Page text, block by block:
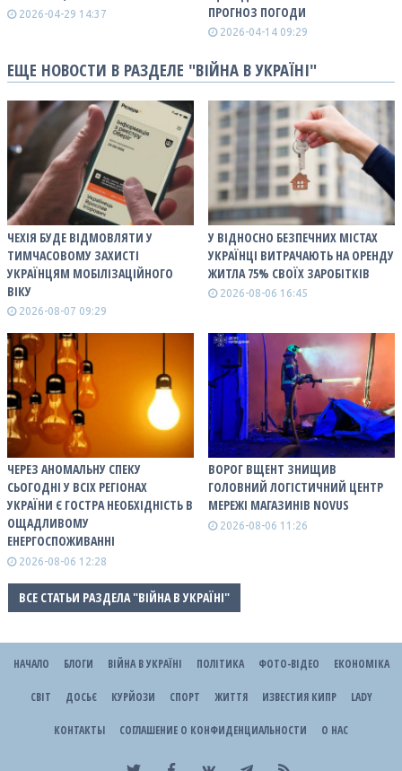
2026-04-29 14:37
ПРОГНОЗ ПОГОДИ
2026-04-14 09:29
ЕЩЕ НОВОСТИ В РАЗДЕЛЕ "ВІЙНА В УКРАЇНІ"
ЧЕХІЯ БУДЕ ВІДМОВЛЯТИ У
ТИМЧАСОВОМУ ЗАХИСТІ
УКРАЇНЦЯМ МОБІЛІЗАЦІЙНОГО
ВІКУ
2026-08-07 09:29
У ВІДНОСНО БЕЗПЕЧНИХ МІСТАХ
УКРАЇНЦІ ВИТРАЧАЮТЬ НА ОРЕНДУ
ЖИТЛА 75% СВОЇХ ЗАРОБІТКІВ
2026-08-06 16:45
ЧЕРЕЗ АНОМАЛЬНУ СПЕКУ
СЬОГОДНІ У ВСІХ РЕГІОНАХ
УКРАЇНИ Є ГОСТРА НЕОБХІДНІСТЬ В
ОЩАДЛИВОМУ
ЕНЕРГОСПОЖИВАННІ
2026-08-06 12:28
ВОРОГ ВЩЕНТ ЗНИЩИВ
ГОЛОВНИЙ ЛОГІСТИЧНИЙ ЦЕНТР
МЕРЕЖІ МАГАЗИНІВ NOVUS
2026-08-06 11:26
ВСЕ СТАТЬИ РАЗДЕЛА "ВІЙНА В УКРАЇНІ"
НАЧАЛО БЛОГИ ВІЙНА В УКРАЇНІ ПОЛІТИКА ФОТО-ВІДЕО ЕКОНОМІКА
СВІТ ДОСЬЄ КУРЙОЗИ СПОРТ ЖИТТЯ ИЗВЕСТИЯ КИПР LADY
КОНТАКТЫ СОГЛАШЕНИЕ О КОНФИДЕНЦИАЛЬНОСТИ О НАС